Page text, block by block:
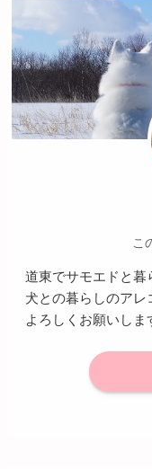
こ
道東でサモエドと暮
犬との暮らしのアレ
よろしくお願いしま